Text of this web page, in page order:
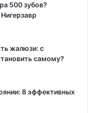
500 зубов?
жалюзи: с
самому?
8 эффективных